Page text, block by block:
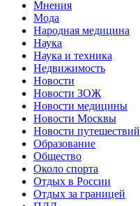
Мнения
Мода
Народная медицина
Наука
Наука и техника
Недвижимость
Новости
Новости ЗОЖ
Новости медицины
Новости Москвы
Новости путешествий
Образование
Общество
Около спорта
Отдых в России
Отдых за границей